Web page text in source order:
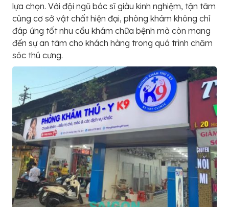
lựa chọn. Với đội ngũ bác sĩ giàu kinh nghiệm, tận tâm
cùng cơ sở vật chất hiện đại, phòng khám không chỉ
đáp ứng tốt nhu cầu khám chữa bệnh mà còn mang
đến sự an tâm cho khách hàng trong quá trình chăm
sóc thú cưng.